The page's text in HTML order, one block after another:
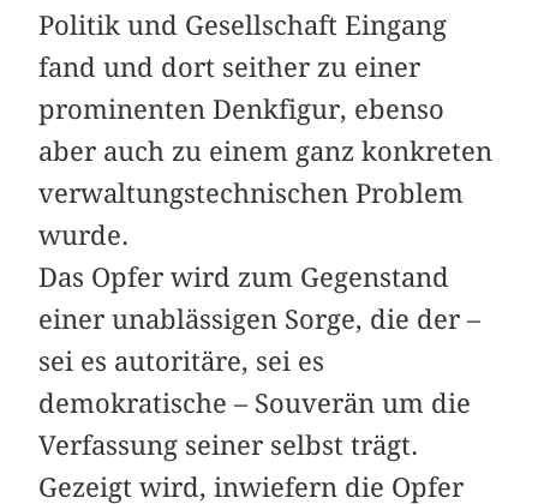
Politik und Gesellschaft Eingang
fand und dort seither zu einer
prominenten Denkfigur, ebenso
aber auch zu einem ganz konkreten
verwaltungstechnischen Problem
wurde.
Das Opfer wird zum Gegenstand
einer unablässigen Sorge, die der –
sei es autoritäre, sei es
demokratische – Souverän um die
Verfassung seiner selbst trägt.
Gezeigt wird, inwiefern die Opfer